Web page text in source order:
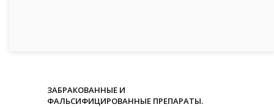
ЗАБРАКОВАННЫЕ И
ФАЛЬСИФИЦИРОВАННЫЕ ПРЕПАРАТЫ.